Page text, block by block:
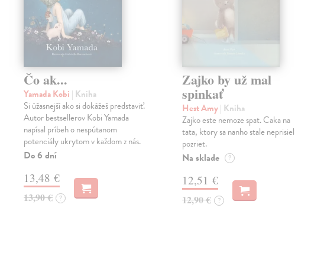
Čo ak...
Yamada Kobi | Kniha
Si úžasnejší ako si dokážeš predstaviť.
Autor bestsellerov Kobi Yamada
napísal príbeh o nespútanom
potenciály ukrytom v každom z nás.
Do 6 dní
13,48 €
13,90 € ?
Zajko by už mal
spinkať
Hest Amy| Kniha
Zajko este nemoze spat. Caka na
tata, ktory sa nanho stale neprisiel
pozriet.
Na sklade ?
12,51 €
12,90 € ?